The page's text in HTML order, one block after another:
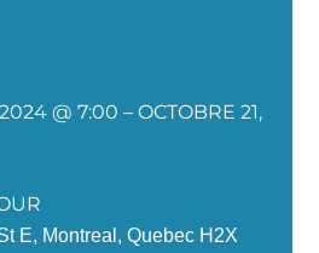
@ 7:00 – OCTOBRE 21,
E, Montreal, Quebec H2X